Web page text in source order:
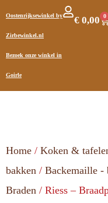
Oostenrijksewinkel by
Zirbewinkel.nl
Bezoek onze winkel in
Goirle
€ 0,00 0
Home / Koken &
bakken / Backemaille -
Braden / Riess –